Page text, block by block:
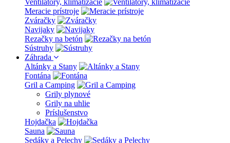
Ventilátory, klimatizácie
Meracie prístroje
Zváračky
Navijaky
Rezačky na betón
Sústruhy
Záhrada
Altánky a Stany
Fontána
Gril a Camping
Grily plynové
Grily na uhlie
Príslušenstvo
Hojdačka
Sauna
Sedáky a Pelechy